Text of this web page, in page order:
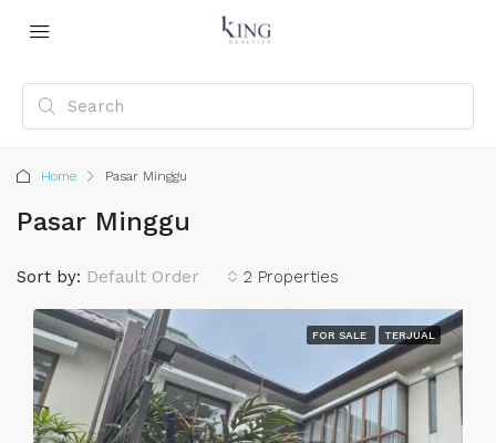
Home Pasar Minggu
Pasar Minggu
2 Properties
Sort by: Default Order
FOR SALE TERJUAL